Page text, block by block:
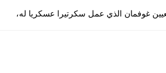
غوفمان الذي عمل سكرتيرا عسكريا له،